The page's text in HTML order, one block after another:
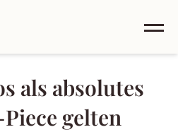
als absolutes
gelten